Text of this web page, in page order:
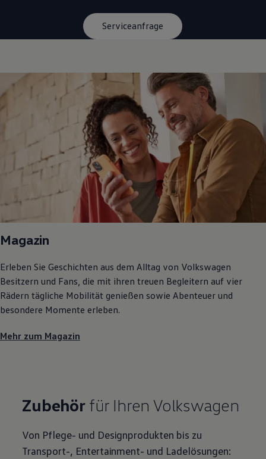
Serviceanfrage
Magazin
Erleben Sie Geschichten aus dem Alltag von Volkswagen
Besitzern und Fans, die mit ihren treuen Begleitern auf vier
Rädern tägliche Mobilität genießen sowie Abenteuer und
besondere Momente erleben.
Mehr zum Magazin
Zubehörfür Ihren Volkswagen
Von Pflege- und Designprodukten bis zu
Transport-, Entertainment- und Ladelösungen: